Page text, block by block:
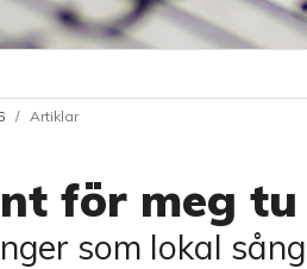
/ Artiklar
för meg
som lokal